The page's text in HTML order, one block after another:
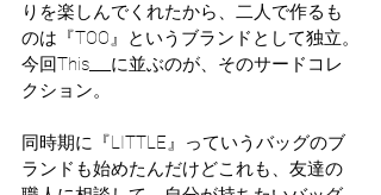
りを楽しんでくれたから、二人で作るも
のは『TOO』というブランドとして独立。
今回This___に並ぶのが、そのサードコレ
クション。
同時期に『LITTLE』っていうバッグのブ
ランドも始めたんだけどこれも、友達の